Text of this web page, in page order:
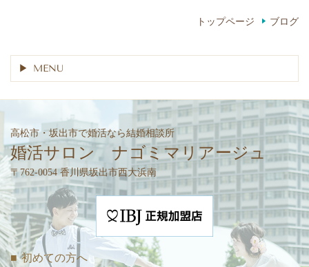
トップページ ブログ
MENU
高松市・坂出市で婚活なら結婚相談所
婚活サロン ナゴミマリアージュ
〒762-0054 香川県坂出市西大浜南
■ 初めての方へ